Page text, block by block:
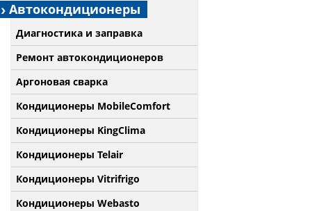
Автокондиционеры
Диагностика и заправка
Ремонт автокондиционеров
Аргоновая сварка
Кондиционеры MobileComfort
Кондиционеры KingClima
Кондиционеры Telair
Кондиционеры Vitrifrigo
Кондиционеры Webasto